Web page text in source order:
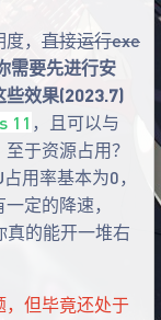
， 直接运行exe
需要先进行安
些效果(2023.7)
11 ，且可以与
于资源占用？
用率基本为0，
定的降速，
真的能开一堆右
，但毕竟还处于